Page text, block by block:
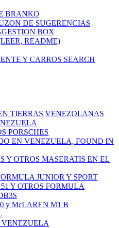
BRANKO
DE SUGERENCIAS
BOX
README)
Y CARROS SEARCH
TIERRAS VENEZOLANAS
PORSCHES
EN VENEZUELA, FOUND IN
Y OTROS MASERATIS EN EL
JUNIOR Y SPORT
Y OTROS FORMULA
y McLAREN M1 B